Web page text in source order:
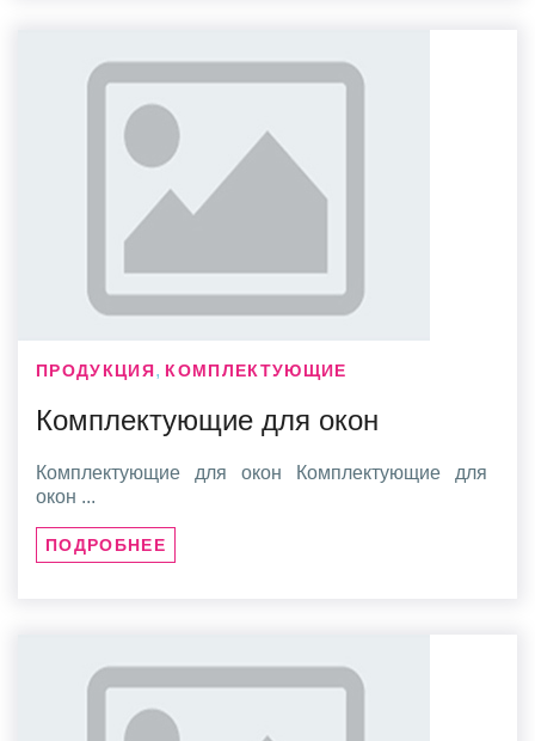
ПРОДУКЦИЯ, КОМПЛЕКТУЮЩИЕ
Комплектующие для окон
Комплектующие для окон Комплектующие для
окон ...
ПОДРОБНЕЕ